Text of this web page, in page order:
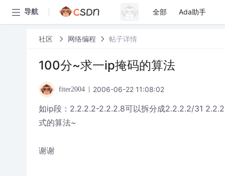
导航 全部 Ada助手
社区 网络编程 帖子详情
100分~求一ip掩码的算法
fiter2004 2006-06-22 11:08:02
如ip段：2.2.2.2-2.2.2.8可以拆分成2.2.2.2/31
式的算法~
谢谢